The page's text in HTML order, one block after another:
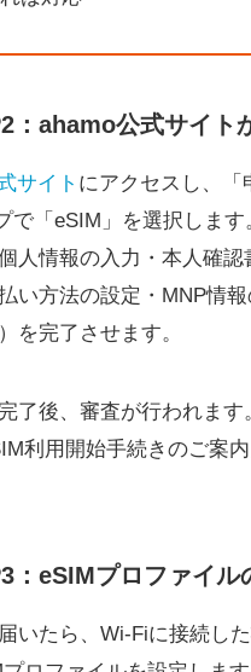
：ahamo公式サイト
サイト にアクセスし、「
で「eSIM」を選択しま
人情報の入力・本人確認
い方法の設定・MNP情
を完了させます。
了後、審査が行われます
利用開始手続きのご案
：eSIMプロファイル
いたら、Wi-Fiに接続し